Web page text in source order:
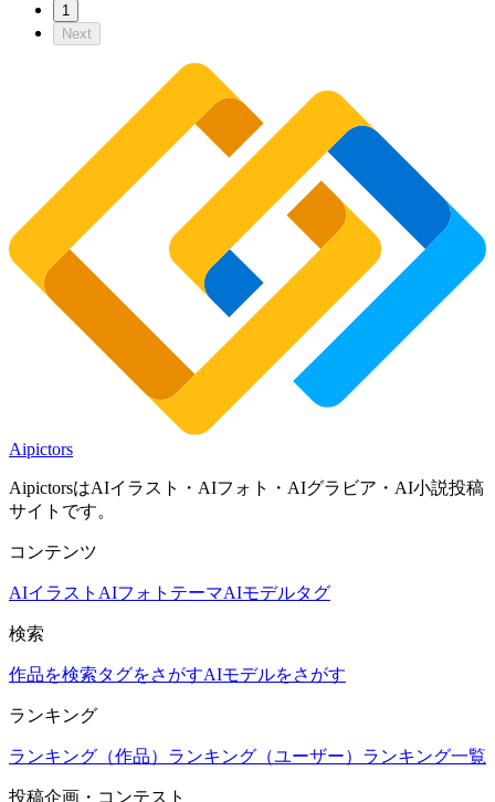
1
Next
Aipictors
AipictorsはAIイラスト・AIフォト・AIグラビア・AI小説投稿
サイトです。
コンテンツ
AIイラスト AIフォト テーマAIモデルタグ
検索
作品を検索タグをさがすAIモデルをさがす
ランキング
ランキング（作品） ランキング（ユーザー） ランキング一覧
投稿企画・コンテスト